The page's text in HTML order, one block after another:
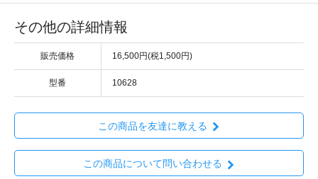
その他の詳細情報
販売価格 16,500円(税1,500円)
型番 10628
この商品を友達に教える
この商品について問い合わせる